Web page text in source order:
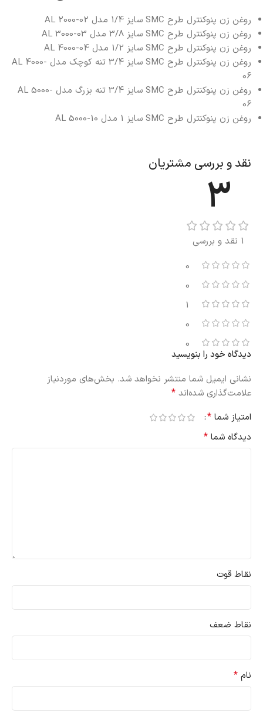
روغن زن پنوکنترل طرح SMC سایز 1/4 مدل AL 2000-02
روغن زن پنوکنترل طرح SMC سایز 3/8 مدل AL 3000-03
روغن زن پنوکنترل طرح SMC سایز 1/2 مدل AL 4000-04
روغن زن پنوکنترل طرح SMC سایز 3/4 تنه کوچک مدل AL 4000-
06
روغن زن پنوکنترل طرح SMC سایز 3/4 تنه بزرگ مدل AL 5000-
06
روغن زن پنوکنترل طرح SMC سایز 1 مدل AL 5000-10
نقد و بررسی مشتریان
3
1 نقد و بررسی
0
0
1
0
0
دیدگاه خود را بنویسید
نشانی ایمیل شما منتشر نخواهد شد. بخش‌های موردنیاز
علامت‌گذاری شده‌اند *
امتیاز شما *
دیدگاه شما *
نقاط قوت
نقاط ضعف
نام *